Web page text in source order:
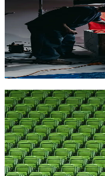
Luuk Disveld
Account Director
Awareness,
het juiste
Raoul